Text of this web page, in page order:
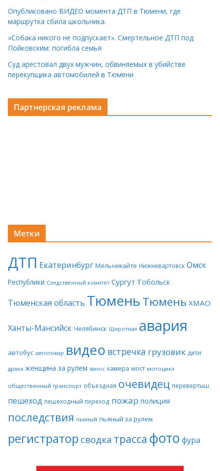
Опубликовано ВИДЕО момента ДТП в Тюмени, где
маршрутка сбила школьника.
«Собака никого не подпускает». Смертельное ДТП под
Пойковским: погибла семья
Суд арестовал двух мужчин, обвиняемых в убийстве
перекупщика автомобилей в Тюмени
Партнерская реклама
Метки
ДТП Екатеринбург Мельникайте Нижневартовск Омск
Республики Следственный комитет Сургут Тобольск
Тюменская область ТюменьТюмень ХМАО
Ханты-Мансийск Челябинск Широтная авария
автобус автопожар видео встречка грузовик дети
драка женщина за рулем занос камера мост мотоцикл
общественный транспорт объездная очевидец перевертыш
пешеход пешеходный переход пожар полиция
последствия пьяный пьяный за рулем
регистратор сводка трасса фото фура